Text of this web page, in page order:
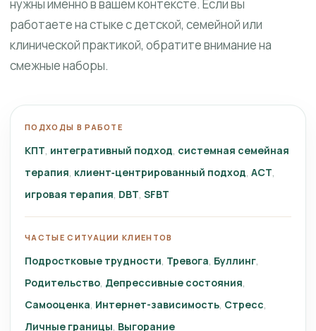
нужны именно в вашем контексте. Если вы
работаете на стыке с детской, семейной или
клинической практикой, обратите внимание на
смежные наборы.
ПОДХОДЫ В РАБОТЕ
КПТ интегративный подход системная семейная
терапия клиент‑центрированный подход ACT
игровая терапия DBT SFBT
ЧАСТЫЕ СИТУАЦИИ КЛИЕНТОВ
Подростковые трудности Тревога Буллинг
Родительство Депрессивные состояния
Самооценка Интернет-зависимость Стресс
Личные границы Выгорание